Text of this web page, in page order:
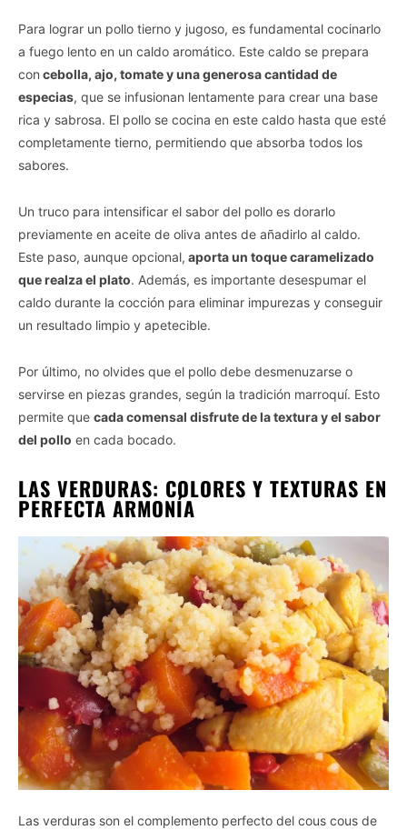
Para lograr un pollo tierno y jugoso, es fundamental cocinarlo
a fuego lento en un caldo aromático. Este caldo se prepara
con cebolla, ajo, tomate y una generosa cantidad de
especias, que se infusionan lentamente para crear una base
rica y sabrosa. El pollo se cocina en este caldo hasta que esté
completamente tierno, permitiendo que absorba todos los
sabores.
Un truco para intensificar el sabor del pollo es dorarlo
previamente en aceite de oliva antes de añadirlo al caldo.
Este paso, aunque opcional, aporta un toque caramelizado
que realza el plato. Además, es importante desespumar el
caldo durante la cocción para eliminar impurezas y conseguir
un resultado limpio y apetecible.
Por último, no olvides que el pollo debe desmenuzarse o
servirse en piezas grandes, según la tradición marroquí. Esto
permite que cada comensal disfrute de la textura y el sabor
del pollo en cada bocado.
LAS VERDURAS: COLORES Y TEXTURAS EN
PERFECTA ARMONÍA
Las verduras son el complemento perfecto del cous cous de